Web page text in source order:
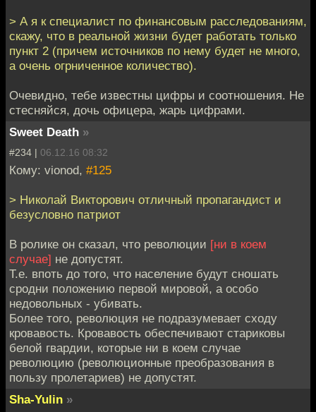
> А я к специалист по финансовым расследованиям,
скажу, что в реальной жизни будет работать только
пункт 2 (причем источников по нему будет не много,
а очень огрниченное количество).
Очевидно, тебе известны цифры и соотношения. Не
стесняйся, дочь офицера, жарь цифрами.
Sweet Death »
#234 | 06.12.16 08:32
Кому: vionod, #125
> Николай Викторович отличный пропагандист и
безусловно патриот
В ролике он сказал, что революции [ни в коем
случае] не допустят.
Т.е. впоть до того, что население будут сношать
сродни положению первой мировой, а особо
недовольных - убивать.
Более того, революция не подразумевает сходу
кровавость. Кровавость обеспечивают стариковы
белой гвардии, которые ни в коем случае
революцию (революционные преобразования в
пользу пролетариев) не допустят.
Sha-Yulin »